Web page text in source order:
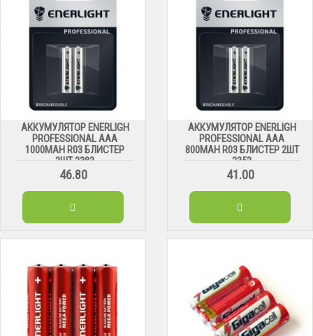
АККУМУЛЯТОР ENERLIGH
PROFESSIONAL AAA
1000MAH R03 БЛИСТЕР
2ШТ 2383
46.80
АККУМУЛЯТОР ENERLIGH
PROFESSIONAL AAA
800MAH R03 БЛИСТЕР 2ШТ
2352
41.00